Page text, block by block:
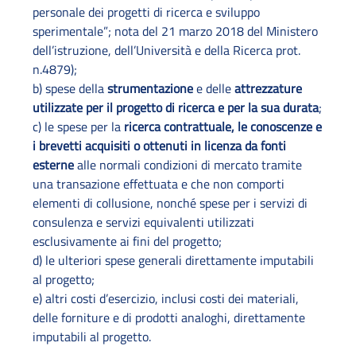
personale dei progetti di ricerca e sviluppo
sperimentale”; nota del 21 marzo 2018 del Ministero
dell’istruzione, dell’Università e della Ricerca prot.
n.4879);
b) spese dellastrumentazionee delleattrezzature
utilizzate per il progetto di ricerca e per la sua durata;
c) le spese per la ricerca contrattuale, le conoscenze e
i brevetti acquisiti o ottenuti in licenza da fonti
esternealle normali condizioni di mercato tramite
una transazione effettuata e che non comporti
elementi di collusione, nonché spese per i servizi di
consulenza e servizi equivalenti utilizzati
esclusivamente ai fini del progetto;
d) le ulteriori spese generali direttamente imputabili
al progetto;
e) altri costi d’esercizio, inclusi costi dei materiali,
delle forniture e di prodotti analoghi, direttamente
imputabili al progetto.